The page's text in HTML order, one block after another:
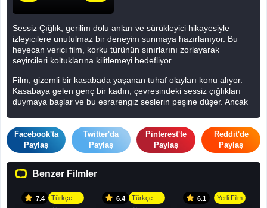
Sessiz Çığlık, gerilim dolu anları ve sürükleyici hikayesiyle
izleyicilere unutulmaz bir deneyim sunmaya hazırlanıyor. Bu
heyecan verici film, korku türünün sınırlarını zorlayarak
seyircileri koltuklarına kilitlemeyi hedefliyor.
Film, gizemli bir kasabada yaşanan tuhaf olayları konu alıyor.
Kasabaya gelen genç bir kadın, çevresindeki sessiz çığlıkları
duymaya başlar ve bu esrarengiz seslerin peşine düşer. Ancak
zorlayacak.
2024 Korku Kapanı: Sessiz Çığlık, başarılı oyunculuk
performansları ve etkileyici görsel efektleriyle dikkat çekiyor.
Filmin yönetmeni, senaryosu ve müzikleriyle de izleyicilere
Bu korku dolu maceraya ortak olmak ve gerilim dolu anları
Facebook'ta
Paylaş
Twitter'da
Paylaş
Pinterest'te
Paylaş
Reddit'de
Paylaş
Benzer Filmler
7.4
Türkçe
6.4
Türkçe
6.1 Yerli Film